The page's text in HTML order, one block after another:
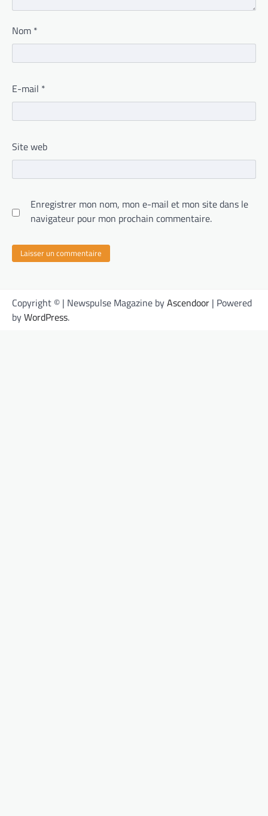
Nom *
E-mail *
Site web
Enregistrer mon nom, mon e-mail et mon site dans le
navigateur pour mon prochain commentaire.
Copyright © | Newspulse Magazine byAscendoor | Powered
byWordPress.